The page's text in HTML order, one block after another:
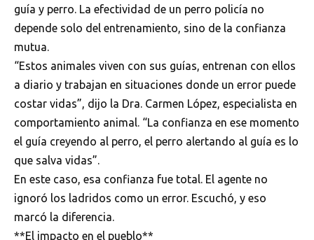
guía y perro. La efectividad de un perro policía no
depende solo del entrenamiento, sino de la confianza
mutua.
“Estos animales viven con sus guías, entrenan con ellos
a diario y trabajan en situaciones donde un error puede
costar vidas”, dijo la Dra. Carmen López, especialista en
comportamiento animal. “La confianza en ese momento
el guía creyendo al perro, el perro alertando al guía es lo
que salva vidas”.
En este caso, esa confianza fue total. El agente no
ignoró los ladridos como un error. Escuchó, y eso
marcó la diferencia.
**El impacto en el pueblo**